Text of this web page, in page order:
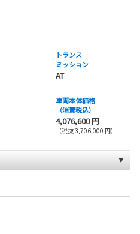
トランス
ミッション
AT
車両本体価格
（消費税込）
4,076,600 円
（税抜 3,706,000 円）